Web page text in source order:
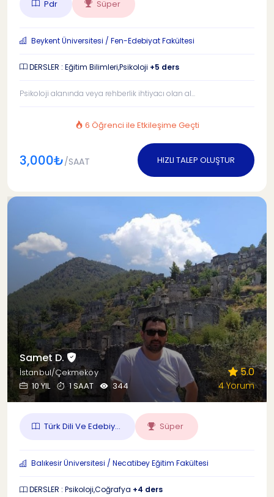
Pdr Süper
Beykent Üniversitesi / Fen-Edebiyat Fakültesi
DERSLER : Eğitim Bilimleri,Psikoloji +5 ders
Psikoloji alanında veya rehberlik ihtiyacı olan al...
6 Öğrenci ile Etkileşime Geçti
3,000₺/SAAT HIZLI TALEP OLUŞTUR
Samet D.
İstanbul/Çekmeköy
10 YIL
1 SAAT 344
5.0
4 Yorum
Türk Dili Ve Edebiy... Süper
Balıkesir Üniversitesi / Necatibey Eğitim Fakültesi
DERSLER : Psikoloji,Coğrafya +4 ders